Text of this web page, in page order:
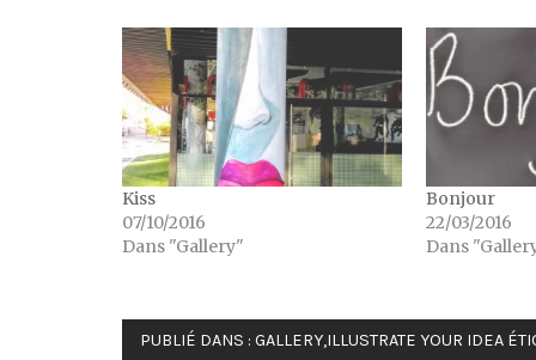
Kiss
07/10/2016
Dans "Gallery"
Bonjour
22/03/2016
Dans
PUBLIÉ DANS : GALLERY,ILLUSTRATE YOUR IDEA